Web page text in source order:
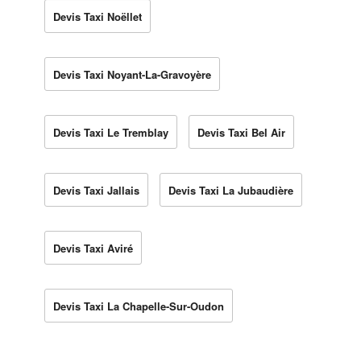
Devis Taxi Noëllet
Devis Taxi Noyant-La-Gravoyère
Devis Taxi Le Tremblay Devis Taxi Bel Air
Devis Taxi Jallais Devis Taxi La Jubaudière
Devis Taxi Aviré
Devis Taxi La Chapelle-Sur-Oudon